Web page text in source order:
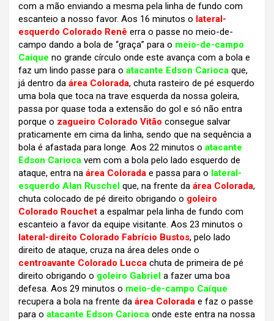
com a mão enviando a mesma pela linha de fundo com
escanteio a nosso favor. Aos 16 minutos o lateral-
esquerdo Colorado Renê erra o passe no meio-de-
campo dando a bola de “graça” para o meio-de-campo
Caíque no grande círculo onde este avança com a bola e
faz um lindo passe para o atacante Edson Carioca que,
já dentro da área Colorada, chuta rasteiro de pé esquerdo
uma bola que toca na trave esquerda da nossa goleira,
passa por quase toda a extensão do gol e só não entra
porque o zagueiro Colorado Vitão consegue salvar
praticamente em cima da linha, sendo que na sequência a
bola é afastada para longe. Aos 22 minutos o atacante
Edson Carioca vem com a bola pelo lado esquerdo de
ataque, entra na área Colorada e passa para o lateral-
esquerdo Alan Ruschel que, na frente da área Colorada,
chuta colocado de pé direito obrigando o goleiro
Colorado Rouchet a espalmar pela linha de fundo com
escanteio a favor da equipe visitante. Aos 23 minutos o
lateral-direito Colorado Fabrício Bustos, pelo lado
direito de ataque, cruza na área deles onde o
centroavante Colorado Lucca chuta de primeira de pé
direito obrigando o goleiro Gabriel a fazer uma boa
defesa. Aos 29 minutos o meio-de-campo Caíque
recupera a bola na frente da área Colorada e faz o passe
para o atacante Edson Carioca onde este entra na nossa